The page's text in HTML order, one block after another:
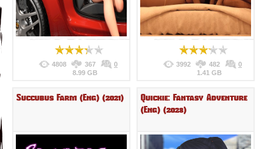
4808 367
0
8.99 GB
3992 482
0
1.41 GB
Succubus Farm (Eng) (2021)
Quickie: Fantasy Adventure
(Eng) (2023)